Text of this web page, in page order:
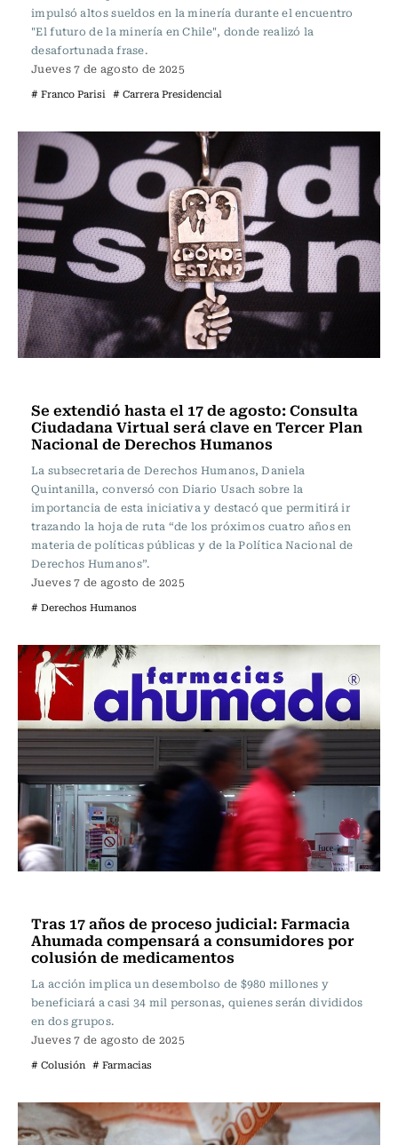
impulsó altos sueldos en la minería durante el encuentro
"El futuro de la minería en Chile", donde realizó la
desafortunada frase.
Jueves 7 de agosto de 2025
# Franco Parisi # Carrera Presidencial
Se extendió hasta el 17 de agosto: Consulta
Ciudadana Virtual será clave en Tercer Plan
Nacional de Derechos Humanos
La subsecretaria de Derechos Humanos, Daniela
Quintanilla, conversó con Diario Usach sobre la
importancia de esta iniciativa y destacó que permitirá ir
trazando la hoja de ruta “de los próximos cuatro años en
materia de políticas públicas y de la Política Nacional de
Derechos Humanos”.
Jueves 7 de agosto de 2025
# Derechos Humanos
Tras 17 años de proceso judicial: Farmacia
Ahumada compensará a consumidores por
colusión de medicamentos
La acción implica un desembolso de $980 millones y
beneficiará a casi 34 mil personas, quienes serán divididos
en dos grupos.
Jueves 7 de agosto de 2025
# Colusión # Farmacias